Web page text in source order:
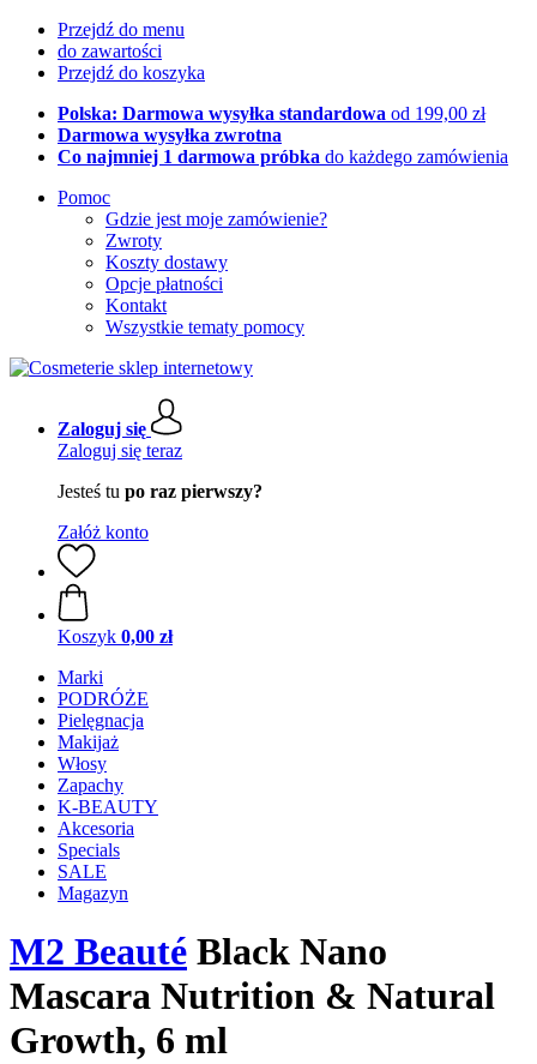
Przejdź do menu
do zawartości
Przejdź do koszyka
Polska: Darmowa wysyłka standardowa od 199,00 zł
Darmowa wysyłka zwrotna
Co najmniej 1 darmowa próbka do każdego zamówienia
Pomoc
Gdzie jest moje zamówienie?
Zwroty
Koszty dostawy
Opcje płatności
Kontakt
Wszystkie tematy pomocy
Zaloguj się
Zaloguj się teraz
Jesteś tu po raz pierwszy?
Załóż konto
Koszyk 0,00 zł
Marki
PODRÓŻE
Pielęgnacja
Makijaż
Włosy
Zapachy
K-BEAUTY
Akcesoria
Specials
SALE
Magazyn
M2 Beauté Black Nano
Mascara Nutrition & Natural
Growth, 6 ml